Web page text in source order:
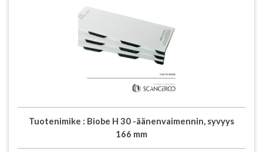
Tuotenimike : Biobe H 30 -äänenvaimennin, syvyys
166 mm